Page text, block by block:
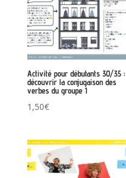
Activité pour débutants 30/35 :
découvrir la conjugaison des
verbes du groupe 1
1,50€